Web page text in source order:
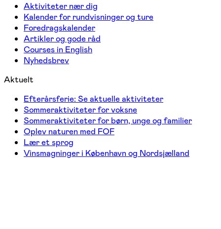
Aktiviteter nær dig
Kalender for rundvisninger og ture
Foredragskalender
Artikler og gode råd
Courses in English
Nyhedsbrev
Aktuelt
Efterårsferie: Se aktuelle aktiviteter
Sommeraktiviteter for voksne
Sommeraktiviteter for børn, unge og familier
Oplev naturen med FOF
Lær et sprog
Vinsmagninger i København og Nordsjælland